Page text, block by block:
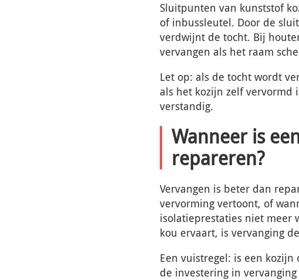
Sluitpunten van kunststof
of inbussleutel. Door de
verdwijnt de tocht. Bij
vervangen als het raam
Let op: als de tocht wordt
als het kozijn zelf vervormd
verstandig.
Wanneer is
repareren?
Vervangen is beter dan
vervorming vertoont, of
isolatieprestaties niet meer
kou ervaart, is vervanging
Een vuistregel: is een
de investering in